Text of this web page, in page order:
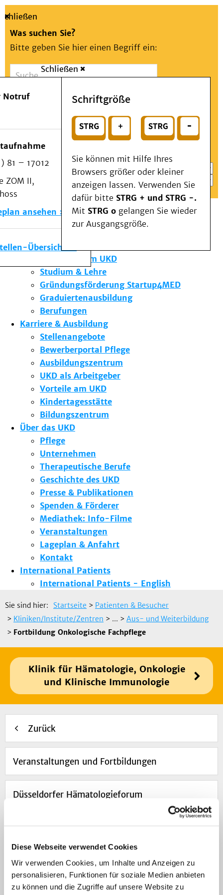
Diese Webseite verwendet Cookies
Wir verwenden Cookies, um Inhalte und Anzeigen zu
personalisieren, Funktionen für soziale Medien anbieten
zu können und die Zugriffe auf unsere Website zu
Suche
Schließen
Was suchen Sie?
Bitte geben Sie hier einen Begriff ein:
Suchen
oder
Wählen Sie ein Thema für Ihren Schnelleinstieg
Notfall
Schließen
Notruf
81 – 17012
ZOM II,
ansehen
Übersicht
Schriftgröße
Sie können mit Hilfe Ihres
Browsers größer oder kleiner
anzeigen lassen. Verwenden Sie
dafür bitte STRG + und STRG -.
Mit STRG o gelangen Sie wieder
zur Ausgangsgröße.
Menü
Patienten & Besucher
Kliniken/Institute/Zentren
Als Patient am UKD
Beratung und Unterstützung
Veranstaltungen
Kommunikation im Medizinwesen (KIM)
Notfall
Forschung & Lehre
Die Institute des UKD
Forschung am UKD
Studium & Lehre
Gründungsförderung Startup4MED
Graduiertenausbildung
Berufungen
Karriere & Ausbildung
Stellenangebote
Bewerberportal Pflege
Ausbildungszentrum
UKD als Arbeitgeber
Vorteile am UKD
Kindertagesstätte
Bildungszentrum
Über das UKD
Pflege
Unternehmen
Therapeutische Berufe
Geschichte des UKD
Presse & Publikationen
Spenden & Förderer
Mediathek: Info-Filme
Veranstaltungen
Lageplan & Anfahrt
Kontakt
International Patients
International Patients - English
Sie sind hier: Startseite > Patienten & Besucher
> Kliniken/Institute/Zentren > ... > Aus- und Weiterbildung
> Fortbildung Onkologische Fachpflege​
Klinik für Hämatologie, Onkologie
und Klinische Immunologie
Zurück
Veranstaltungen und Fortbildungen
Düsseldorfer Hämatologieforum
Facharzt-Weiterbildung für Hämatologie und
Fortbildung Onkologische Fachpflege​